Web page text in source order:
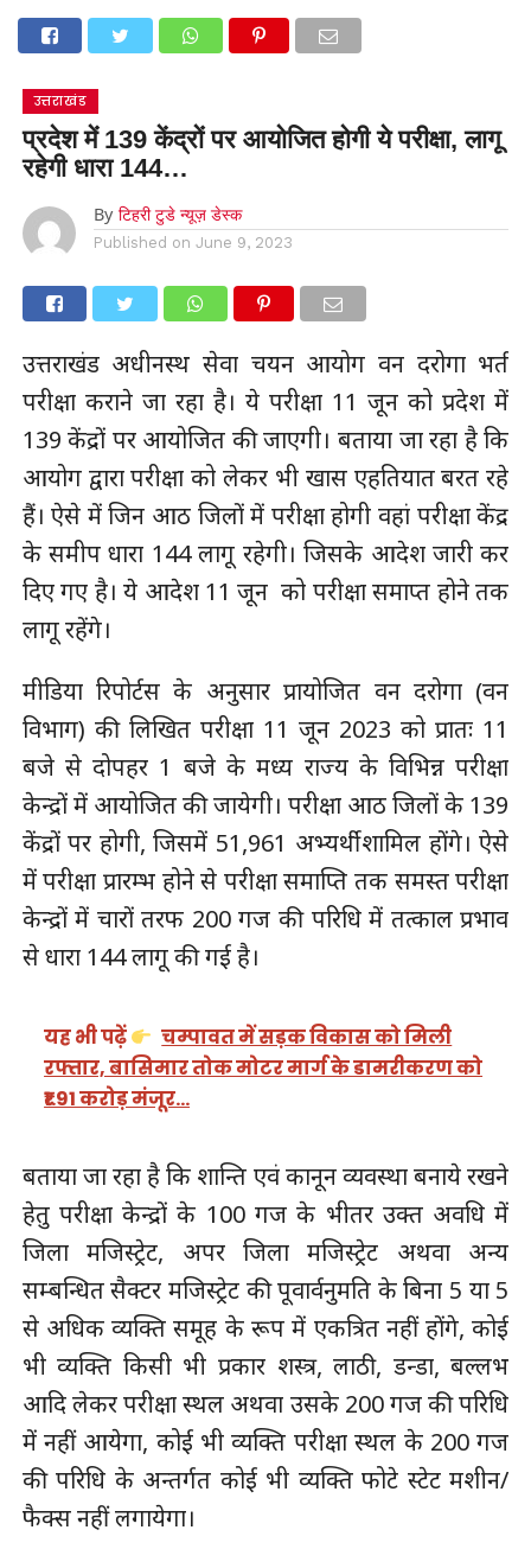
उत्तराखंड
प्रदेश में 139 केंद्रों पर आयोजित होगी ये परीक्षा, लागू
रहेगी धारा 144…
By टिहरी टुडे न्यूज़ डेस्क
Published on June 9, 2023
उत्तराखंड अधीनस्थ सेवा चयन आयोग वन दरोगा भर्ती
परीक्षा कराने जा रहा है। ये परीक्षा 11 जून को प्रदेश में
139 केंद्रों पर आयोजित की जाएगी। बताया जा रहा है कि
आयोग द्वारा परीक्षा को लेकर भी खास एहतियात बरत रहे
हैं। ऐसे में जिन आठ जिलों में परीक्षा होगी वहां परीक्षा केंद्र
के समीप धारा 144 लागू रहेगी। जिसके आदेश जारी कर
दिए गए है। ये आदेश 11 जून को परीक्षा समाप्त होने तक
लागू रहेंगे।
मीडिया रिपोर्टस के अनुसार प्रायोजित वन दरोगा (वन
विभाग) की लिखित परीक्षा 11 जून 2023 को प्रातः 11
बजे से दोपहर 1 बजे के मध्य राज्य के विभिन्न परीक्षा
केन्द्रों में आयोजित की जायेगी। परीक्षा आठ जिलों के 139
केंद्रों पर होगी, जिसमें 51,961 अभ्यर्थी शामिल होंगे। ऐसे
में परीक्षा प्रारम्भ होने से परीक्षा समाप्ति तक समस्त परीक्षा
केन्द्रों में चारों तरफ 200 गज की परिधि में तत्काल प्रभाव
से धारा 144 लागू की गई है।
यह भी पढ़ें
चम्पावत में सड़क विकास को मिली
रफ्तार, बासिमार तोक मोटर मार्ग के डामरीकरण को
₹1.91 करोड़ मंजूर…
बताया जा रहा है कि शान्ति एवं कानून व्यवस्था बनाये रखने
हेतु परीक्षा केन्द्रों के 100 गज के भीतर उक्त अवधि में
जिला मजिस्ट्रेट, अपर जिला मजिस्ट्रेट अथवा अन्य
सम्बन्धित सैक्टर मजिस्ट्रेट की पूवार्वनुमति के बिना 5 या 5
से अधिक व्यक्ति समूह के रूप में एकत्रित नहीं होंगे, कोई
भी व्यक्ति किसी भी प्रकार शस्त्र, लाठी, डन्डा, बल्लभ
आदि लेकर परीक्षा स्थल अथवा उसके 200 गज की परिधि
में नहीं आयेगा, कोई भी व्यक्ति परीक्षा स्थल के 200 गज
की परिधि के अन्तर्गत कोई भी व्यक्ति फोटे स्टेट मशीन/
फैक्स नहीं लगायेगा।